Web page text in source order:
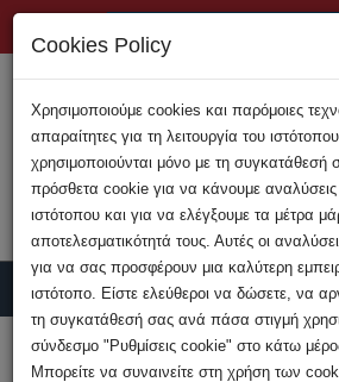
Υποβολή
Cookies Policy
Χρησιμοποιούμε cookies και παρόμοιες
απαραίτητες για τη λειτουργία του
χρησιμοποιούνται μόνο με τη συγκατάθεσή
πρόσθετα cookie για να κάνουμε αναλύσεις
ιστότοπου και για να ελέγξουμε τα μέτρα
αποτελεσματικότητά τους. Αυτές οι
για να σας προσφέρουν μια καλύτερη
ιστότοπο. Είστε ελεύθεροι να δώσετε, να
τη συγκατάθεσή σας ανά πάσα στιγμή
σύνδεσμο "Ρυθμίσεις cookie" στο κάτω
Μπορείτε να συναινείτε στη χρήση των